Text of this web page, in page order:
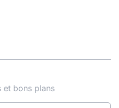
et bons plans